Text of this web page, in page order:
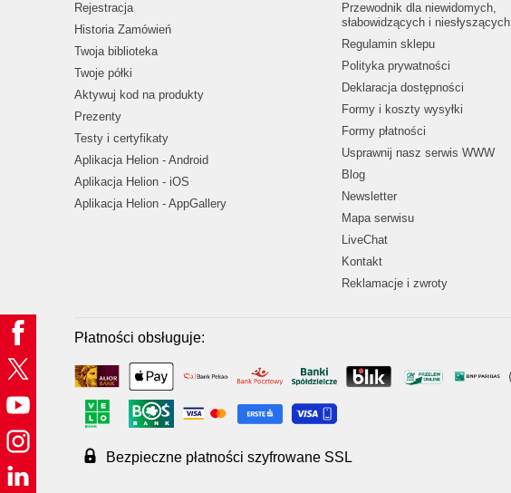
Rejestracja
Historia Zamówień
Twoja biblioteka
Twoje półki
Aktywuj kod na produkty
Prezenty
Testy i certyfikaty
Aplikacja Helion - Android
Aplikacja Helion - iOS
Aplikacja Helion - AppGallery
Przewodnik dla niewidomych,
słabowidzących i niesłyszących
Regulamin sklepu
Polityka prywatności
Deklaracja dostępności
Formy i koszty wysyłki
Formy płatności
Usprawnij nasz serwis WWW
Blog
Newsletter
Mapa serwisu
LiveChat
Kontakt
Reklamacje i zwroty
Płatności obsługuje:
Bezpieczne płatności szyfrowane SSL